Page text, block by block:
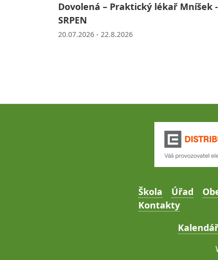
Dovolená – Praktický lékař Mníšek -
SRPEN
20.07.2026 - 22.8.2026
Škola Úřad
Kontakty